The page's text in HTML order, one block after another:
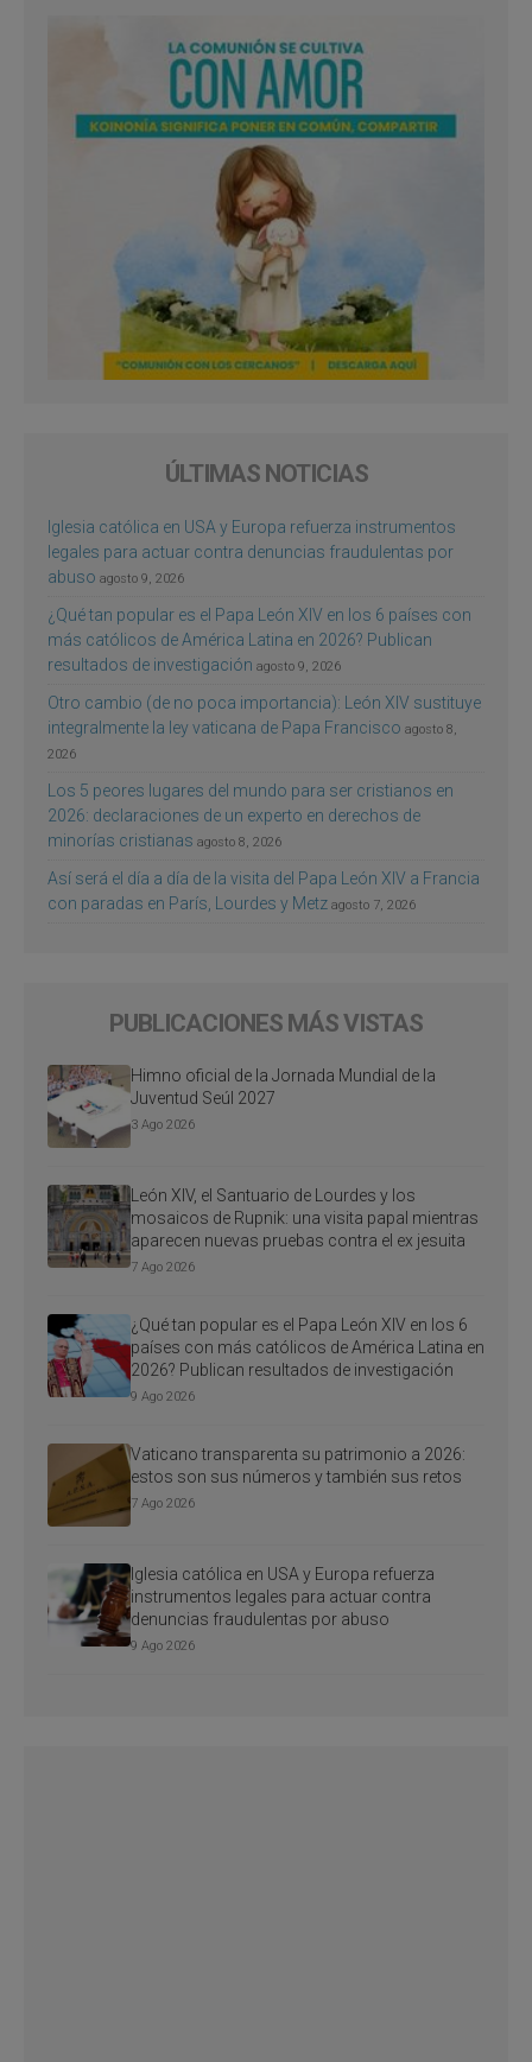
ÚLTIMAS NOTICIAS
Iglesia católica en USA y Europa refuerza instrumentos
legales para actuar contra denuncias fraudulentas por
abuso agosto 9, 2026
¿Qué tan popular es el Papa León XIV en los 6 países con
más católicos de América Latina en 2026? Publican
resultados de investigación agosto 9, 2026
Otro cambio (de no poca importancia): León XIV sustituye
integralmente la ley vaticana de Papa Francisco agosto 8,
2026
Los 5 peores lugares del mundo para ser cristianos en
2026: declaraciones de un experto en derechos de
minorías cristianas agosto 8, 2026
Así será el día a día de la visita del Papa León XIV a Francia
con paradas en París, Lourdes y Metz agosto 7, 2026
PUBLICACIONES MÁS VISTAS
Himno oficial de la Jornada Mundial de la
Juventud Seúl 2027
3 Ago 2026
León XIV, el Santuario de Lourdes y los
mosaicos de Rupnik: una visita papal mientras
aparecen nuevas pruebas contra el ex jesuita
7 Ago 2026
¿Qué tan popular es el Papa León XIV en los 6
países con más católicos de América Latina en
2026? Publican resultados de investigación
9 Ago 2026
Vaticano transparenta su patrimonio a 2026:
estos son sus números y también sus retos
7 Ago 2026
Iglesia católica en USA y Europa refuerza
instrumentos legales para actuar contra
denuncias fraudulentas por abuso
9 Ago 2026